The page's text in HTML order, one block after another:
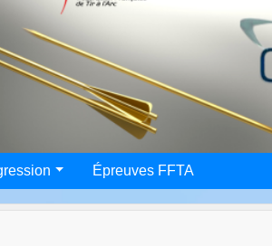
Épreuves FFTA